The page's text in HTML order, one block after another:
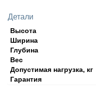
Детали
Высота
Ширина
Глубина
Вес
Допустимая нагрузка, кг
Гарантия